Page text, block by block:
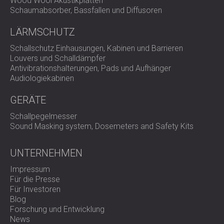
Arbeitsumfang
Ortsbesichtigung und akustische Beurteilungdes
Sitzungssaals
Entfernung der alten Akustikbehandlung
Entwurf einer neuen Lösung unter Verwendung von
Vollständige Akustikbehandlung der Wände für
verbesserte Schallabsorption
Maßgefertigte 3D-Akzentwand mit dem Firmenlogo
Lösung
DECIBEL Africa entwickelte eine umfassende Lösung auf
Basis von PET-Filzplatten. Die vollflächige
Akustikbehandlung reduzierte den Nachhall und
verbesserte die Sprachverständlichkeit, wodurch ein
Schaumabsorber, Bassfallen und Diffusoren
LÄRMSCHUTZ
Schallschutz Einhausungen, Kabinen und Barrieren
Louvers und Schalldämpfer
Antivibrationshalterungen, Pads und Aufhänger
Audiologiekabinen
GERÄTE
Schallpegelmesser
Sound Masking system, Dosemeters and Safety Kits
UNTERNEHMEN
Impressum
Für die Presse
Für Investoren
Blog
Forschung und Entwicklung
News